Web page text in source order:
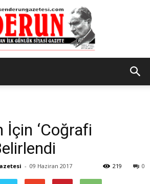
Gazetesi
İçin ‘Coğrafi
- 09 Haziran 2017 0
219